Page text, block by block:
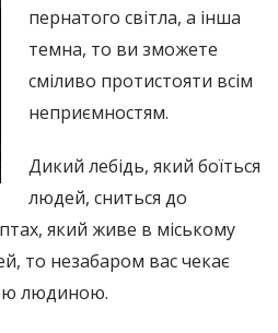
пернатого світла, а інша
темна, то ви зможете
сміливо протистояти всім
неприємностям.
Дикий лебідь, який боїться
людей, сниться до
який живе в міському
то незабаром вас чекає
людиною.